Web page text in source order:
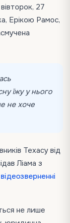
27
Ерікою Рамос,
їжу у нього
не хоче
Техасу від
Ліама з
відеозверненні
не лише